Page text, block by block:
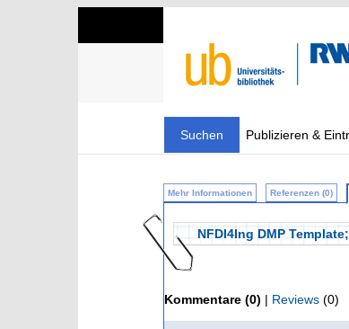
Suchen Publizieren &
Mehr Informationen Referenzen (0)
NFDI4Ing DMP
Kommentare (0) | Reviews (0)